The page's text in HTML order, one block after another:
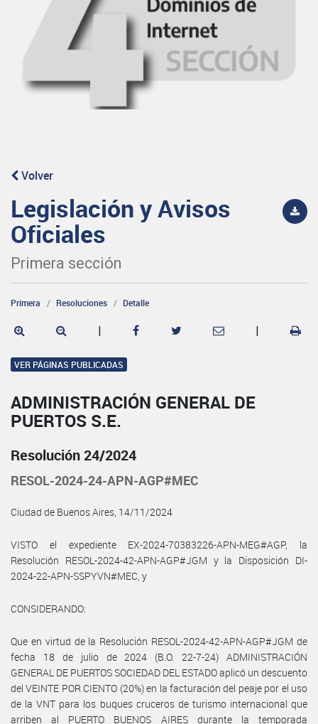
Volver
Legislación y Avisos
Oficiales
Primera sección
Primera Resoluciones Detalle
| |
VER PÁGINAS PUBLICADAS
ADMINISTRACIÓN GENERAL DE
PUERTOS S.E.
Resolución 24/2024
RESOL-2024-24-APN-AGP#MEC
Ciudad de Buenos Aires, 14/11/2024
VISTO el expediente EX-2024-70383226-APN-MEG#AGP, la
Resolución RESOL-2024-42-APN-AGP#JGM y la Disposición DI-
2024-22-APN-SSPYVN#MEC, y
CONSIDERANDO:
Que en virtud de la Resolución RESOL-2024-42-APN-AGP#JGM de
fecha 18 de julio de 2024 (B.O. 22-7-24) ADMINISTRACIÓN
GENERAL DE PUERTOS SOCIEDAD DEL ESTADO aplicó un descuento
del VEINTE POR CIENTO (20%) en la facturación del peaje por el uso
de la VNT para los buques cruceros de turismo internacional que
arriben al PUERTO BUENOS AIRES durante la temporada